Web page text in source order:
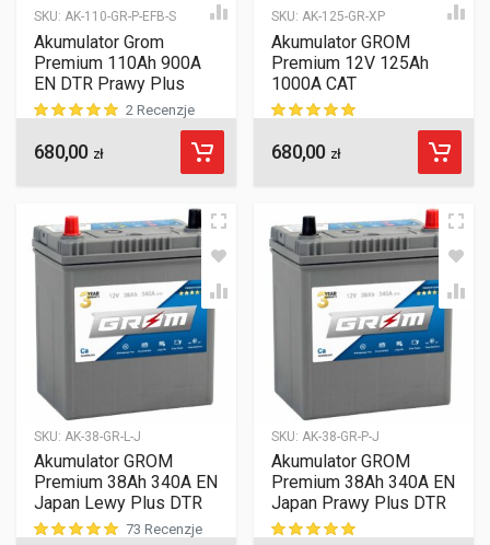
SKU: AK-110-GR-P-EFB-S
Akumulator Grom
Premium 110Ah 900A
EN DTR Prawy Plus
ocen klientów
2 Recenzje
680,00 zł
SKU: AK-125-GR-XP
Akumulator GROM
Premium 12V 125Ah
1000A CAT
ocen klientów
680,00 zł
SKU: AK-38-GR-L-J
Akumulator GROM
Premium 38Ah 340A EN
Japan Lewy Plus DTR
73 Recenzje
SKU: AK-38-GR-P-J
Akumulator GROM
Premium 38Ah 340A EN
Japan Prawy Plus DTR